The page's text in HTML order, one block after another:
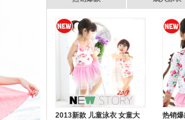
2013新款 儿童泳衣 女童大
热销